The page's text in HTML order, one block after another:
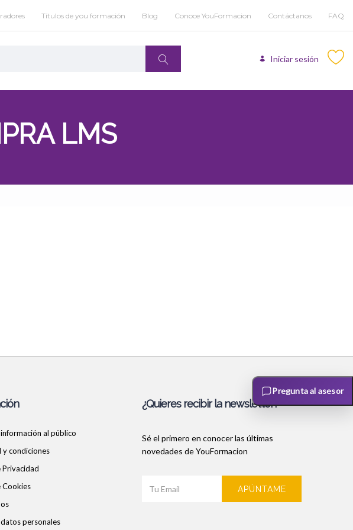
Títulos de you formación Blog Conoce YouFormacion Contáctanos FAQ
Iniciar sesión
LMS
al público
y condiciones
Privacidad
Cookies
personales
¿Quieres recibir la newsletter?
Sé el primero en conocer las últimas
novedades de YouFormacion
APÚNTAME
Pregunta al asesor